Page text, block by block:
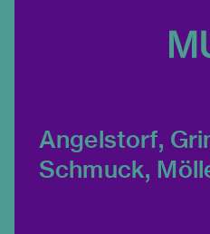
Angelstorf,
Schmuck,